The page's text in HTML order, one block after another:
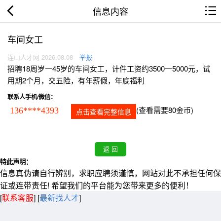
信息内容
车间女工
连山人才网 2026.08.08 举报
招聘18周岁一45岁的车间女工，计件工资约3500一5000元，试
用期2个月，交五险，有年薪假，年底福利
联系人手机/微信：
136****4393 点击查看完整信息 (查看需要80金币)
特此声明：
信息真伪请自行辨别，求职应聘须谨慎，网站对此不承担任何保
证或连带责任! 希望我们的平台能为您带来更多的便利！
[联系客服] [最新找人才]